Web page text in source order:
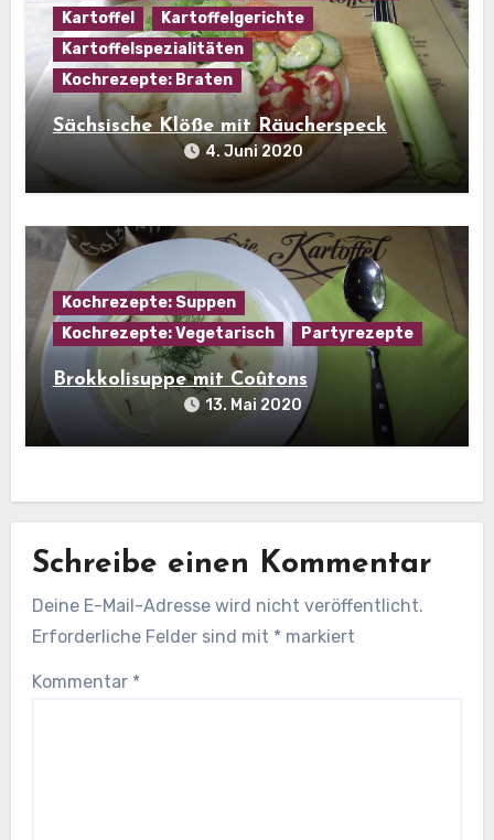
Kartoffel
Kartoffelgerichte
Kartoffelspezialitäten
Kochrezepte: Braten
Sächsische Klöße mit Räucherspeck
4. Juni 2020
Kochrezepte: Suppen
Kochrezepte: Vegetarisch
Partyrezepte
Brokkolisuppe mit Coûtons
13. Mai 2020
Schreibe einen Kommentar
Deine E-Mail-Adresse wird nicht veröffentlicht.
Erforderliche Felder sind mit * markiert
Kommentar *